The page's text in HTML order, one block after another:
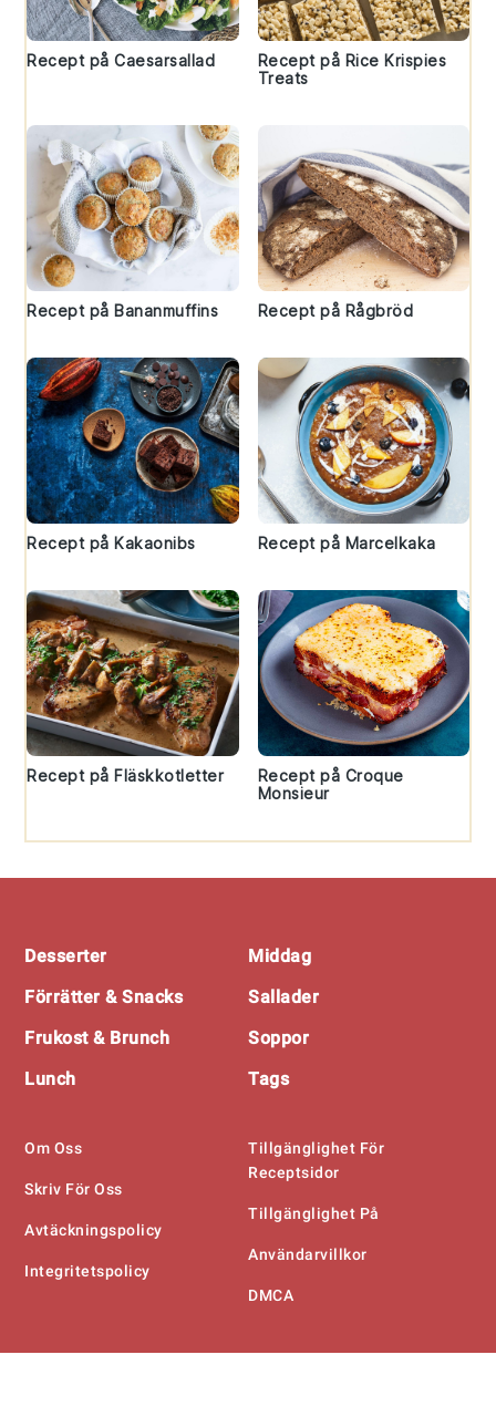
Recept på Caesarsallad
Recept på Rice Krispies
Treats
Recept på Bananmuffins Recept på Rågbröd
Recept på Kakaonibs Recept på Marcelkaka
Recept på Fläskkotletter
Recept på Croque
Monsieur
Desserter
Förrätter & Snacks
Frukost & Brunch
Lunch
Middag
Sallader
Soppor
Tags
Om Oss
Skriv För Oss
Avtäckningspolicy
Integritetspolicy
Tillgänglighet För
Receptsidor
Tillgänglighet På
Användarvillkor
DMCA